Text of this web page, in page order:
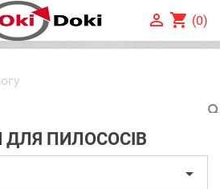
shopping_cart (0)

ПИЛОСОСІВ
